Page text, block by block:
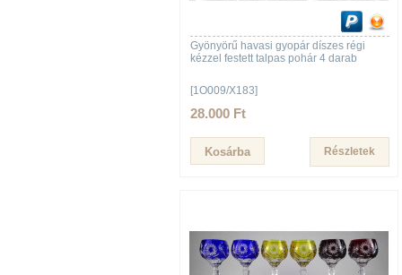
Gyönyörű havasi gyopár díszes régi
kézzel festett talpas pohár 4 darab
[1O009/X183]
28.000 Ft
Részletek